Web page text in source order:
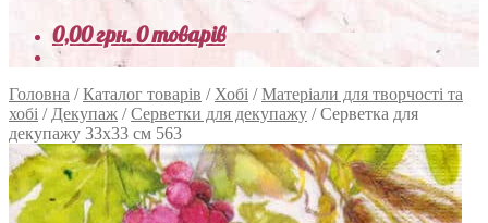
0,00грн.0 товарів
Головна /Каталог товарів / Хобі /Матеріали для творчості та
хобі / Декупаж /Серветки для декупажу /Серветка для
декупажу 33х33 см 563